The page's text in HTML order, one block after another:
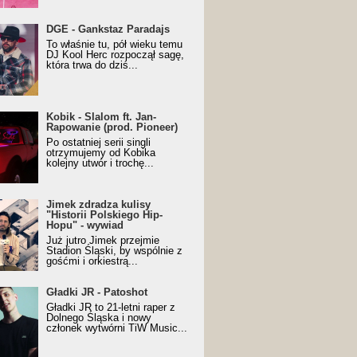
z nagrodą za
Trueschoolowy
Roku (Popkillery 2023)
DGE - Gankstaz Paradajs
To właśnie tu, pół wieku temu
DJ Kool Herc rozpoczął sagę,
która trwa do dziś...
- Slalom ft. Jan-
(prod. Pioneer)
Music Visualiser]
Kobik - Slalom ft. Jan-
Rapowanie (prod. Pioneer)
Po ostatniej serii singli
otrzymujemy od Kobika
kolejny utwór i trochę...
zdradza kulisy "Historii
Hip-Hopu" - wywiad
Jimek zdradza kulisy
"Historii Polskiego Hip-
Hopu" - wywiad
Już jutro Jimek przejmie
Stadion Śląski, by wspólnie z
gośćmi i orkiestrą...
JR - Patoshot
Gładki JR - Patoshot
Gładki JR to 21-letni raper z
Dolnego Śląska i nowy
członek wytwórni TiW Music...